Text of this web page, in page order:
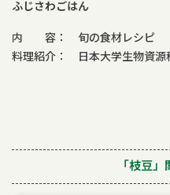
ふじさわごはん
内 容： 旬の食材レシピ
料理紹介： 日本大学生物資源
「枝豆